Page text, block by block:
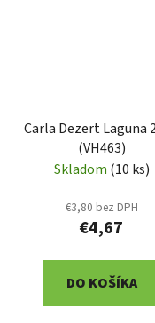
Carla Dezert Laguna 200g
(VH463)
Skladom (10 ks)
€3,80 bez DPH
€4,67
DO KOŠÍKA